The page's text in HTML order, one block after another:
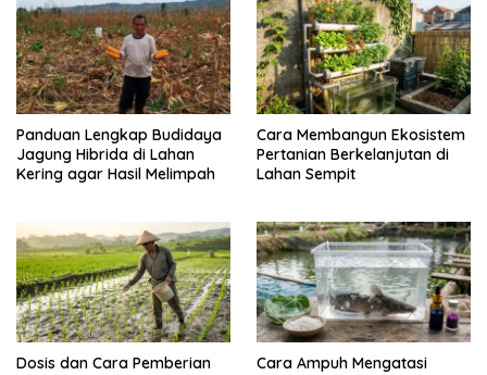
Panduan Lengkap Budidaya
Jagung Hibrida di Lahan
Kering agar Hasil Melimpah
Cara Membangun Ekosistem
Pertanian Berkelanjutan di
Lahan Sempit
Dosis dan Cara Pemberian
Cara Ampuh Mengatasi